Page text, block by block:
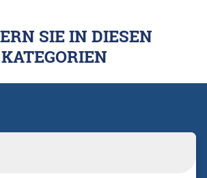
SIE IN DIESEN
KATEGORIEN